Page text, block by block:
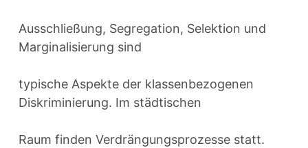
Ausschließung, Segregation, Selektion und
Marginalisierung sind
typische Aspekte der klassenbezogenen
Diskriminierung. Im städtischen
Raum finden Verdrängungsprozesse statt.